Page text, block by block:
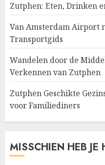
Zutphen: Eten, Drinken
Van Amsterdam Airport
Transportgids
Wandelen door de
Verkennen van Zutphen
Zutphen Geschikte
voor Familiediners
MISSCHIEN HEB JE